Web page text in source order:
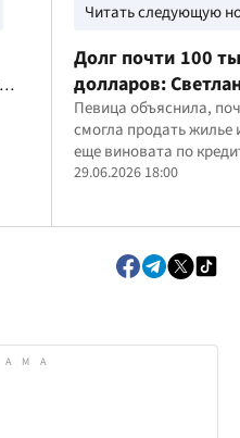
Читать следующую
Долг почти 100
долларов:
Тарабарова
рассказала о
жилье
Певица объяснила,
смогла продать жилье
еще виновата по
29.06.2026 18:00